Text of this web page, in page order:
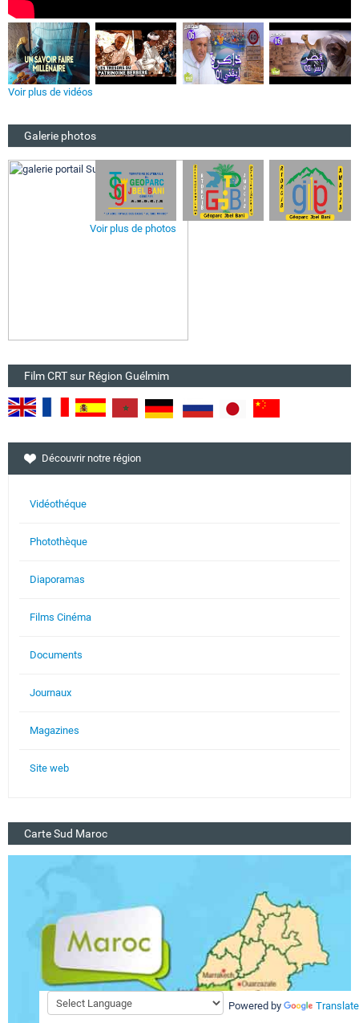
Voir plus de vidéos
Galerie photos
Voir plus de photos
Film CRT sur Région Guélmim
Découvrir notre région
Vidéothéque
Photothèque
Diaporamas
Films Cinéma
Documents
Journaux
Magazines
Site web
Carte Sud Maroc
Powered by Translate